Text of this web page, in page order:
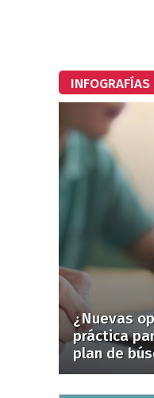
INFOGRAFÍAS
¿Nuevas
práctica
plan de